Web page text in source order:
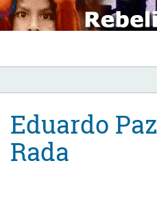
Skip
to
content
Eduardo Paz
Rada